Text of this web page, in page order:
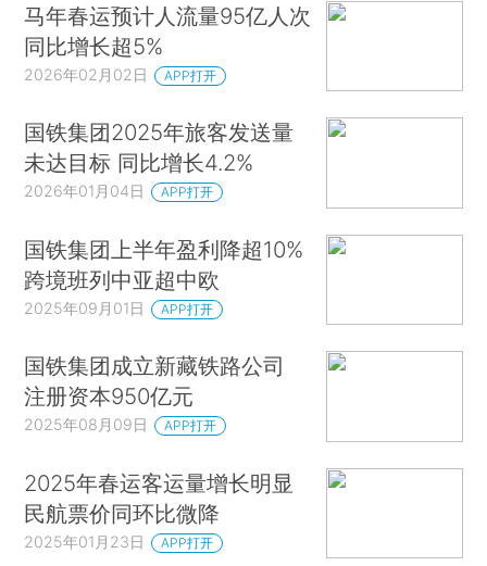
马年春运预计人流量95亿人次
同比增长超5%
2026年02月02日 APP打开
国铁集团2025年旅客发送量
未达目标 同比增长4.2%
2026年01月04日 APP打开
国铁集团上半年盈利降超10%
跨境班列中亚超中欧
2025年09月01日 APP打开
国铁集团成立新藏铁路公司
注册资本950亿元
2025年08月09日 APP打开
2025年春运客运量增长明显
民航票价同环比微降
2025年01月23日 APP打开